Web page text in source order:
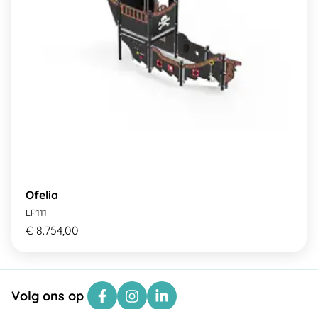
Ofelia
LP111
€ 8.754,00
Volg ons op